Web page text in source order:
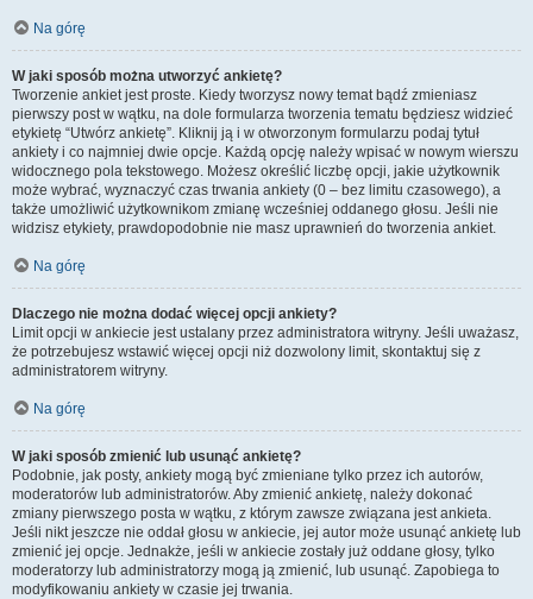
Na górę
W jaki sposób można utworzyć ankietę?
Tworzenie ankiet jest proste. Kiedy tworzysz nowy temat bądź zmieniasz
pierwszy post w wątku, na dole formularza tworzenia tematu będziesz widzieć
etykietę “Utwórz ankietę”. Kliknij ją i w otworzonym formularzu podaj tytuł
ankiety i co najmniej dwie opcje. Każdą opcję należy wpisać w nowym wierszu
widocznego pola tekstowego. Możesz określić liczbę opcji, jakie użytkownik
może wybrać, wyznaczyć czas trwania ankiety (0 – bez limitu czasowego), a
także umożliwić użytkownikom zmianę wcześniej oddanego głosu. Jeśli nie
widzisz etykiety, prawdopodobnie nie masz uprawnień do tworzenia ankiet.
Na górę
Dlaczego nie można dodać więcej opcji ankiety?
Limit opcji w ankiecie jest ustalany przez administratora witryny. Jeśli uważasz,
że potrzebujesz wstawić więcej opcji niż dozwolony limit, skontaktuj się z
administratorem witryny.
Na górę
W jaki sposób zmienić lub usunąć ankietę?
Podobnie, jak posty, ankiety mogą być zmieniane tylko przez ich autorów,
moderatorów lub administratorów. Aby zmienić ankietę, należy dokonać
zmiany pierwszego posta w wątku, z którym zawsze związana jest ankieta.
Jeśli nikt jeszcze nie oddał głosu w ankiecie, jej autor może usunąć ankietę lub
zmienić jej opcje. Jednakże, jeśli w ankiecie zostały już oddane głosy, tylko
moderatorzy lub administratorzy mogą ją zmienić, lub usunąć. Zapobiega to
modyfikowaniu ankiety w czasie jej trwania.